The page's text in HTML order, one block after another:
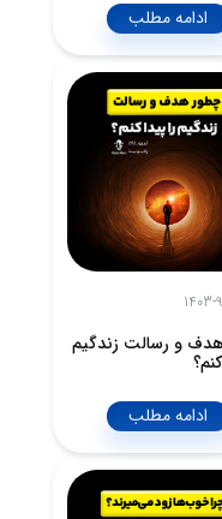
ادامه مطلب
1403-
و رسالت زندگیم
ادامه مطلب